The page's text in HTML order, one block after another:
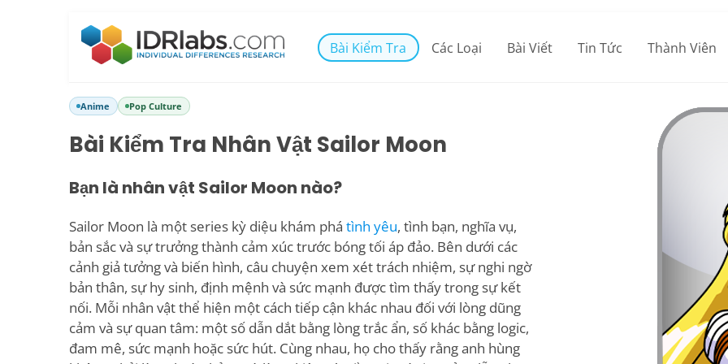
Bài Kiểm Tra Các Loại Bài Viết Tin Tức Thành Viên
Anime Pop Culture
Bài Kiểm Tra Nhân Vật Sailor Moon
Bạn là nhân vật Sailor Moon nào?
Sailor Moon là một series kỳ diệu khám phá tình yêu, tình bạn, nghĩa vụ,
bản sắc và sự trưởng thành cảm xúc trước bóng tối áp đảo. Bên dưới các
cảnh giả tưởng và biến hình, câu chuyện xem xét trách nhiệm, sự nghi ngờ
bản thân, sự hy sinh, định mệnh và sức mạnh được tìm thấy trong sự kết
nối. Mỗi nhân vật thể hiện một cách tiếp cận khác nhau đối với lòng dũng
cảm và sự quan tâm: một số dẫn dắt bằng lòng trắc ẩn, số khác bằng logic,
đam mê, sức mạnh hoặc sức hút. Cùng nhau, họ cho thấy rằng anh hùng